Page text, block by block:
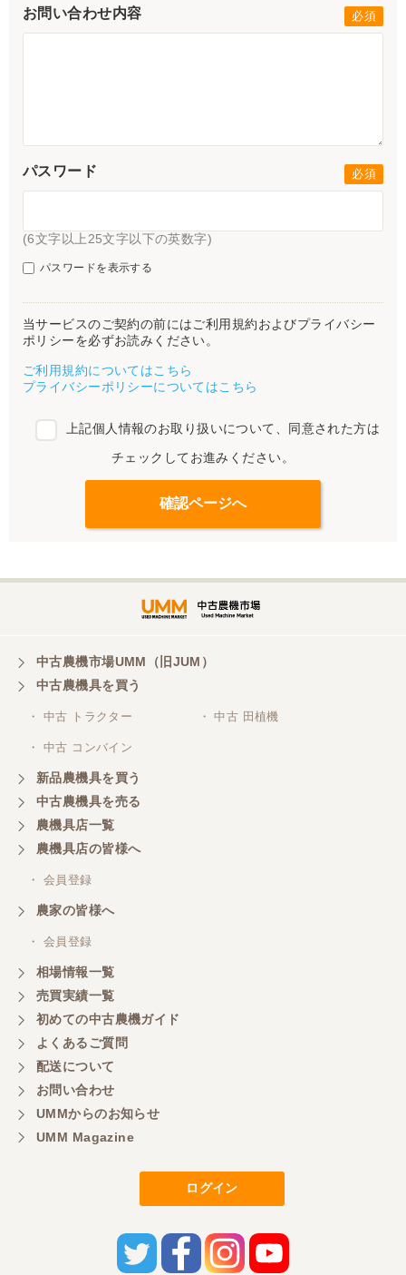
お問い合わせ内容
パスワード
(6文字以上25文字以下の英数字)
パスワードを表示する
当サービスのご契約の前にはご利用規約およびプライバシー
ポリシーを必ずお読みください。
ご利用規約についてはこちら
プライバシーポリシーについてはこちら
上記個人情報のお取り扱いについて、同意された方は
チェックしてお進みください。
中古農機市場UMM（旧JUM）
中古農機具を買う
・ 中古 トラクター ・ 中古 田植機
・ 中古 コンバイン
新品農機具を買う
中古農機具を売る
農機具店一覧
農機具店の皆様へ
・ 会員登録
農家の皆様へ
・ 会員登録
相場情報一覧
売買実績一覧
初めての中古農機ガイド
よくあるご質問
配送について
お問い合わせ
UMMからのお知らせ
UMM Magazine
ログイン